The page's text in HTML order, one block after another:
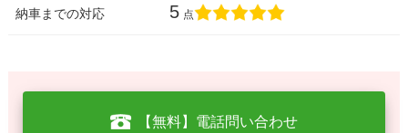
納車までの対応 5 点
【無料】電話問い合わせ